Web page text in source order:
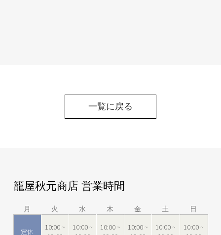
一覧に戻る
籠屋秋元商店 営業時間
月 火 水 木 金 土 日
定休
10:00 ~
10:00 ~
10:00 ~
10:00 ~
10:00 ~
10:00 ~